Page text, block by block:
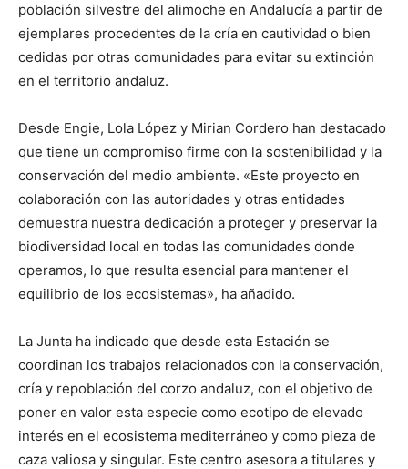
población silvestre del alimoche en Andalucía a partir de
ejemplares procedentes de la cría en cautividad o bien
cedidas por otras comunidades para evitar su extinción
en el territorio andaluz.
Desde Engie, Lola López y Mirian Cordero han destacado
que tiene un compromiso firme con la sostenibilidad y la
conservación del medio ambiente. «Este proyecto en
colaboración con las autoridades y otras entidades
demuestra nuestra dedicación a proteger y preservar la
biodiversidad local en todas las comunidades donde
operamos, lo que resulta esencial para mantener el
equilibrio de los ecosistemas», ha añadido.
La Junta ha indicado que desde esta Estación se
coordinan los trabajos relacionados con la conservación,
cría y repoblación del corzo andaluz, con el objetivo de
poner en valor esta especie como ecotipo de elevado
interés en el ecosistema mediterráneo y como pieza de
caza valiosa y singular. Este centro asesora a titulares y